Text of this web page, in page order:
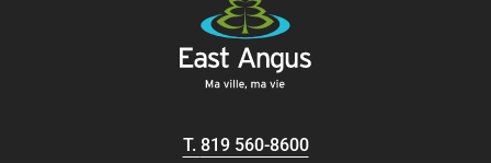
T. 819 560-8600